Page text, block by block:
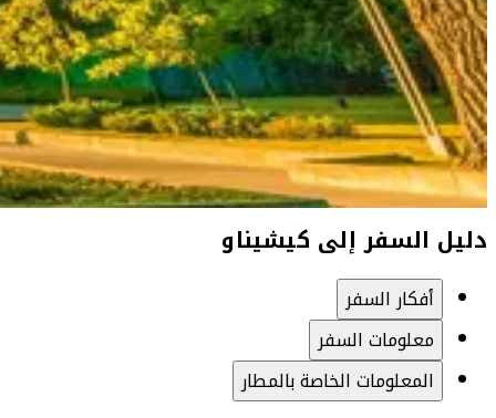
دليل السفر إلى كيشيناو
أفكار السفر
معلومات السفر
المعلومات الخاصة بالمطار